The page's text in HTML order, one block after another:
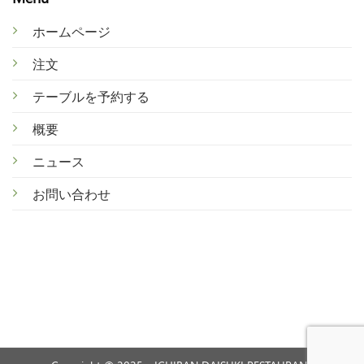
ホームページ
注文
テーブルを予約する
概要
ニュース
お問い合わせ